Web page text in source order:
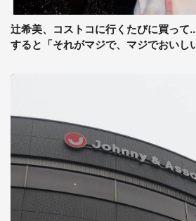
辻希美、コストコに行くたびに買って
すると「それがマジで、マジでおいし